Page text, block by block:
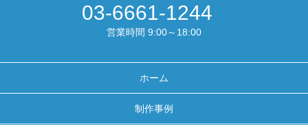
03-6661-1244
営業時間 9:00～18:00
ホーム
制作事例